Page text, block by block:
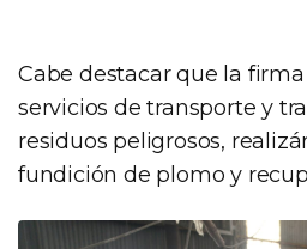
Cabe destacar que la
servicios de transporte y
residuos peligrosos,
fundición de plomo y